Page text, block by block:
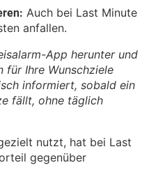
Auch bei Last Minute
anfallen.
App herunter und
für Ihre Wunschziele
informiert, sobald ein
fällt, ohne täglich
nutzt, hat bei Last
gegenüber